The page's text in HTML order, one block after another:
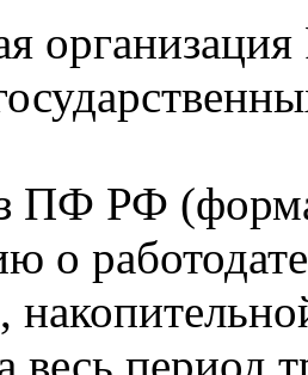
ПФ РФ
о
весь период